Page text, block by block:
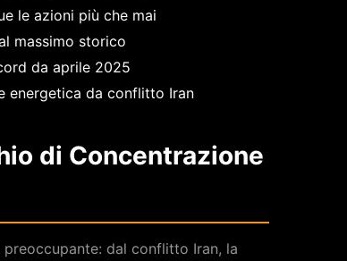
le azioni più che mai
massimo storico
da aprile 2025
energetica da conflitto Iran
di Concentrazione
dal conflitto Iran, la